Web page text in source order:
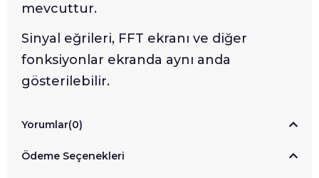
mevcuttur.
Sinyal eğrileri, FFT ekranı ve diğer
fonksiyonlar ekranda aynı anda
gösterilebilir.
Yorumlar(0)
Ödeme Seçenekleri